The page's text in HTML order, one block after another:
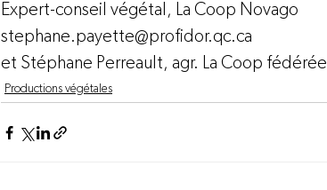
Expert-conseil végétal, La Coop Novago
stephane.payette@profidor.qc.ca
et Stéphane Perreault, agr. La Coop fédérée
Productions végétales